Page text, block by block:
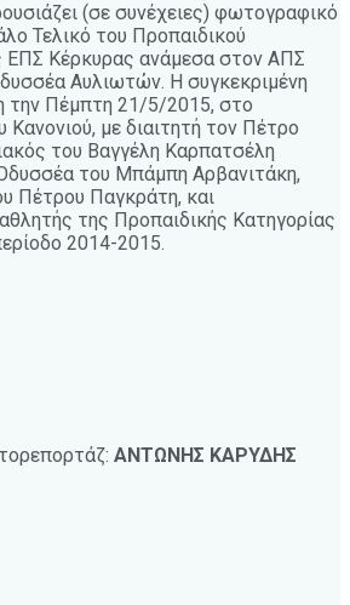
(σε συνέχειες) φωτογραφικό
Τελικό του Προπαιδικού
Κέρκυρας ανάμεσα στον ΑΠΣ
Αυλιωτών. Η συγκεκριμένη
την Πέμπτη 21/5/2015, στο
με διαιτητή τον Πέτρο
του Βαγγέλη Καρπατσέλη
του Μπάμπη Αρβανιτάκη,
Πέτρου Παγκράτη, και
της Προπαιδικής Κατηγορίας
2014-2015.
ΑΝΤΩΝΗΣ ΚΑΡΥΔΗΣ